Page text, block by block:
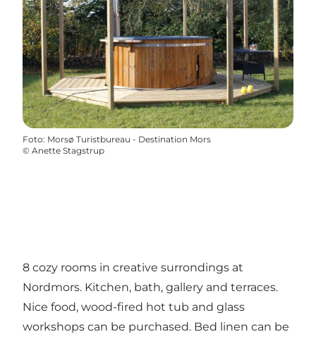
Foto: Morsø Turistbureau - Destination Mors
© Anette Stagstrup
8 cozy rooms in creative surrondings at
Nordmors. Kitchen, bath, gallery and terraces.
Nice food, wood-fired hot tub and glass
workshops can be purchased. Bed linen can be